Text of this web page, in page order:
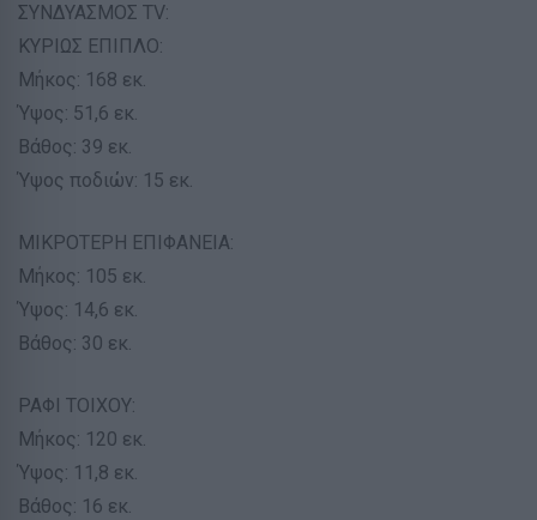
ΣΥΝΔΥΑΣΜΟΣ TV:
ΚΥΡΙΩΣ ΕΠΙΠΛΟ:
Μήκος: 168 εκ.
Ύψος: 51,6 εκ.
Βάθος: 39 εκ.
Ύψος ποδιών: 15 εκ.
ΜΙΚΡΟΤΕΡΗ ΕΠΙΦΑΝΕΙΑ:
Μήκος: 105 εκ.
Ύψος: 14,6 εκ.
Βάθος: 30 εκ.
ΡΑΦΙ ΤΟΙΧΟΥ:
Μήκος: 120 εκ.
Ύψος: 11,8 εκ.
Βάθος: 16 εκ.